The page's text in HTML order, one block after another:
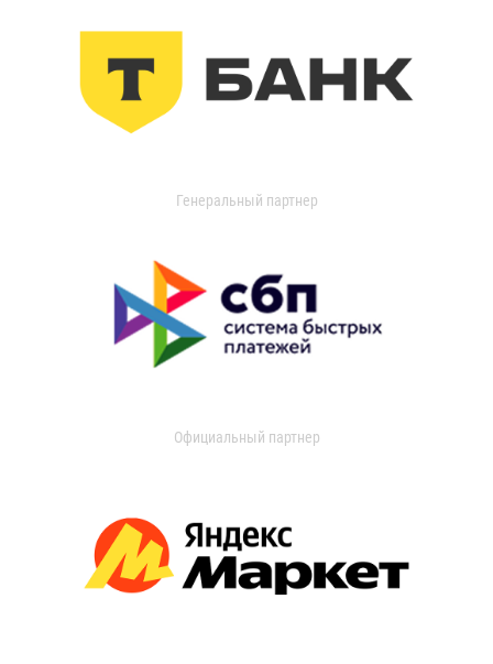
Генеральный партнер
Официальный партнер